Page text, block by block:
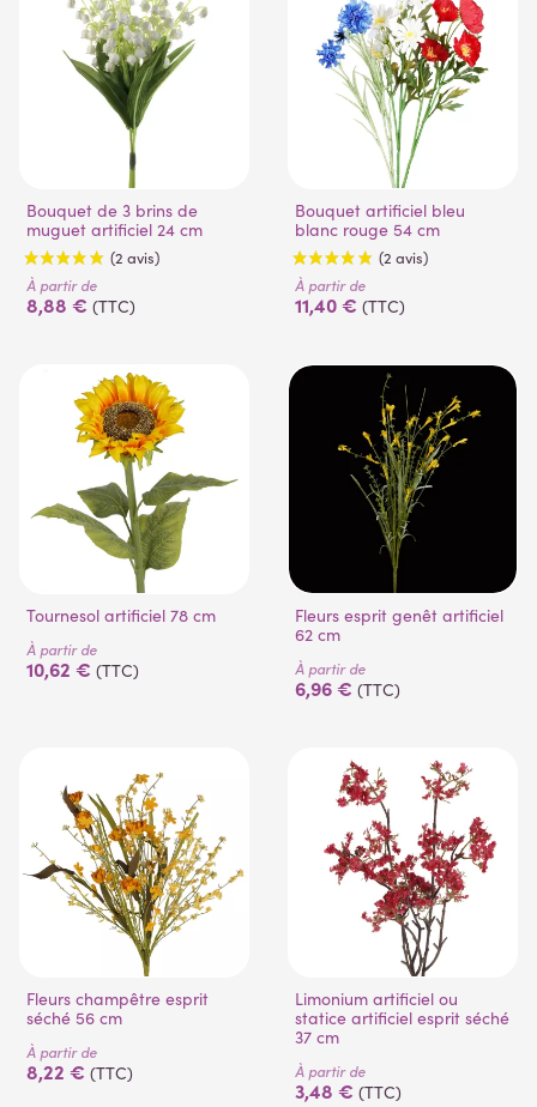
Bouquet de 3 brins de
muguet artificiel 24 cm
(2 avis)
À partir de
8,88 € (TTC)
Bouquet artificiel bleu
blanc rouge 54 cm
(2 avis)
À partir de
11,40 € (TTC)
Tournesol artificiel 78 cm
À partir de
10,62 € (TTC)
Fleurs esprit genêt artificiel
62 cm
À partir de
6,96 € (TTC)
Fleurs champêtre esprit
séché 56 cm
À partir de
8,22 € (TTC)
Limonium artificiel ou
statice artificiel esprit séché
37 cm
À partir de
3,48 € (TTC)